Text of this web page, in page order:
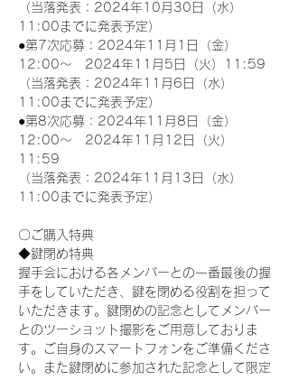
（当落発表：2024年10月30日（水）
11:00までに発表予定）
●第7次応募：2024年11月1日（金）
12:00～　2024年11月5日（火）11:59
（当落発表：2024年11月6日（水）
11:00までに発表予定）
●第8次応募：2024年11月8日（金）
12:00～　2024年11月12日（火）
11:59
（当落発表：2024年11月13日（水）
11:00までに発表予定）
〇ご購入特典
◆鍵閉め特典
握手会における各メンバーとの一番最後の握
手をしていただき、鍵を閉める役割を担って
いただきます。鍵閉めの記念としてメンバー
とのツーショット撮影をご用意しておりま
す。ご自身のスマートフォンをご準備くださ
い。また鍵閉めに参加された記念として限定